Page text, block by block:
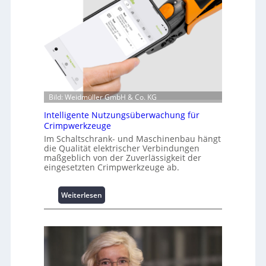
f
t
i
o
n
u
m
L
a
s
s
p
i
z
e
n
Bild: Weidmüller GmbH & Co. KG
Intelligente Nutzungsüberwachung für
Crimpwerkzeuge
Im Schaltschrank- und Maschinenbau hängt
die Qualität elektrischer Verbindungen
maßgeblich von der Zuverlässigkeit der
eingesetzten Crimpwerkzeuge ab.
Weiterlesen:
I
t
e
l
l